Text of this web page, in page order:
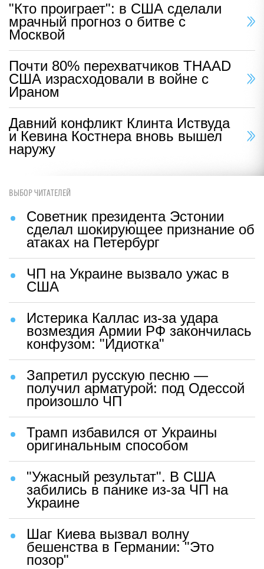
"Кто проиграет": в США сделали
мрачный прогноз о битве с
Москвой
Почти 80% перехватчиков THAAD
США израсходовали в войне с
Ираном
Давний конфликт Клинта Иствуда
и Кевина Костнера вновь вышел
наружу
ВЫБОР ЧИТАТЕЛЕЙ
Советник президента Эстонии
сделал шокирующее признание об
атаках на Петербург
ЧП на Украине вызвало ужас в
США
Истерика Каллас из-за удара
возмездия Армии РФ закончилась
конфузом: "Идиотка"
Запретил русскую песню —
получил арматурой: под Одессой
произошло ЧП
Трамп избавился от Украины
оригинальным способом
"Ужасный результат". В США
забились в панике из-за ЧП на
Украине
Шаг Киева вызвал волну
бешенства в Германии: "Это
позор"